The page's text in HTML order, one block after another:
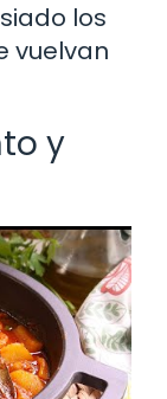
los
vuelvan
y